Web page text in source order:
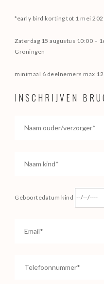
*early bird korting tot 1 mei
Zaterdag 15 augustus 10:00 –
Groningen
minimaal 6 deelnemers max 12
INSCHRIJVEN
Geboortedatum kind